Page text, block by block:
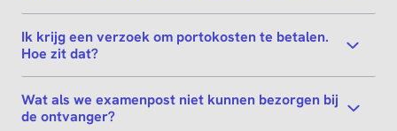
Ik krijg een verzoek om portokosten te betalen.
Hoe zit dat?
Wat als we examenpost niet kunnen bezorgen bij
de ontvanger?